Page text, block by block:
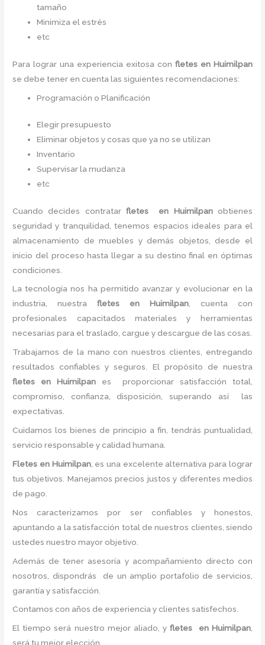
tamaño
Minimiza el estrés
etc
Para lograr una experiencia exitosa con fletesen Huimilpan
se debe tener en cuenta las siguientes recomendaciones:
Programación o Planificación
Elegir presupuesto
Eliminar objetos y cosas que ya no se utilizan
Inventario
Supervisar la mudanza
etc
Cuando decides contratarfletes en Huimilpan obtienes
seguridad y tranquilidad, tenemos espacios ideales para el
almacenamiento de muebles y demás objetos, desde el
inicio del proceso hasta llegar a su destino final en óptimas
condiciones.
La tecnología nos ha permitido avanzar y evolucionar en la
industria, nuestrafletes en Huimilpan, cuenta con
profesionales capacitados materiales y herramientas
necesarias para el traslado, cargue y descargue de las cosas.
Trabajamos de la mano con nuestros clientes, entregando
resultados confiables y seguros. El propósito de nuestra
fletes en Huimilpanes proporcionar satisfacción total,
compromiso, confianza, disposición, superando así las
expectativas.
Cuidamos los bienes de principio a fin, tendrás puntualidad,
servicio responsable y calidad humana.
Fletes en Huimilpan, es una excelente alternativa para lograr
tus objetivos. Manejamos precios justos y diferentes medios
de pago.
Nos caracterizamos por ser confiables y honestos,
apuntando a la satisfacción total de nuestros clientes, siendo
ustedes nuestro mayor objetivo.
Además de tener asesoría y acompañamiento directo con
nosotros, dispondrás de un amplio portafolio de servicios,
garantía y satisfacción.
Contamos con años de experiencia y clientes satisfechos.
El tiempo será nuestro mejor aliado, yfletes en Huimilpan,
será tu mejor elección.